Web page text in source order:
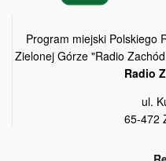
Program miejski Polskiego
Zielonej Górze "Radio
Radio
ul.
65-472